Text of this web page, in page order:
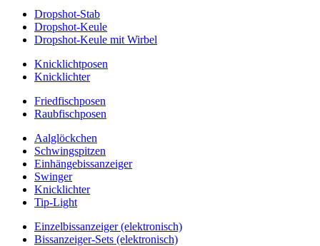
Dropshot-Stab
Dropshot-Keule
Dropshot-Keule mit Wirbel
Knicklichtposen
Knicklichter
Friedfischposen
Raubfischposen
Aalglöckchen
Schwingspitzen
Einhängebissanzeiger
Swinger
Knicklichter
Tip-Light
Einzelbissanzeiger (elektronisch)
Bissanzeiger-Sets (elektronisch)